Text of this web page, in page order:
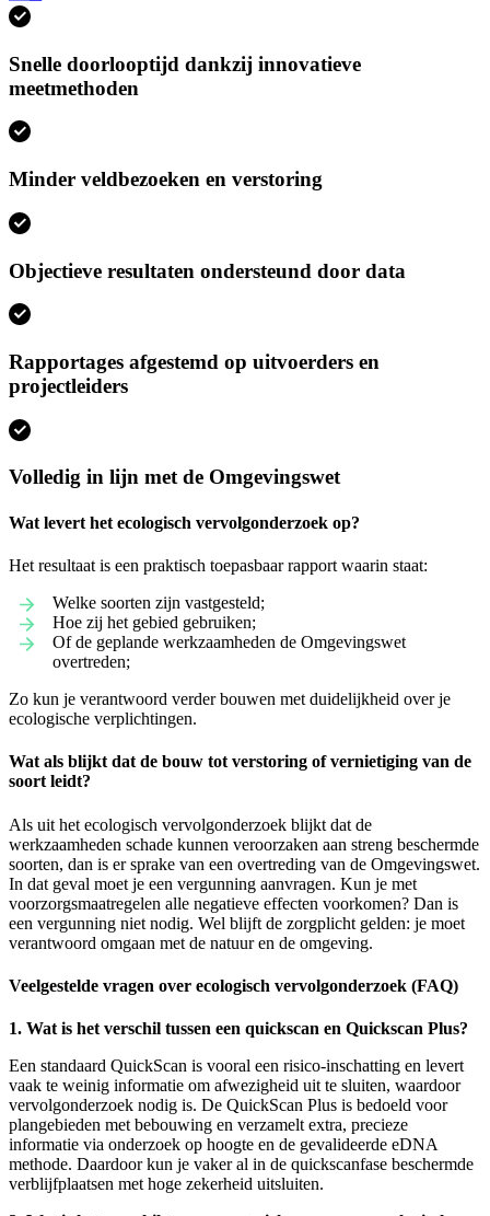
Snelle doorlooptijd dankzij innovatieve
meetmethoden
Minder veldbezoeken en verstoring
Objectieve resultaten ondersteund door data
Rapportages afgestemd op uitvoerders en
projectleiders
Volledig in lijn met de Omgevingswet
Wat levert het ecologisch vervolgonderzoek op?
Het resultaat is een praktisch toepasbaar rapport waarin staat:
Welke soorten zijn vastgesteld;
Hoe zij het gebied gebruiken;
Of de geplande werkzaamheden de Omgevingswet
overtreden;
Zo kun je verantwoord verder bouwen met duidelijkheid over je
ecologische verplichtingen.
Wat als blijkt dat de bouw tot verstoring of vernietiging van de
soort leidt?
Als uit het ecologisch vervolgonderzoek blijkt dat de
werkzaamheden schade kunnen veroorzaken aan streng beschermde
soorten, dan is er sprake van een overtreding van de Omgevingswet.
In dat geval moet je een vergunning aanvragen. Kun je met
voorzorgsmaatregelen alle negatieve effecten voorkomen? Dan is
een vergunning niet nodig. Wel blijft de zorgplicht gelden: je moet
verantwoord omgaan met de natuur en de omgeving.
Veelgestelde vragen over ecologisch vervolgonderzoek (FAQ)
1. Wat is het verschil tussen een quickscan en Quickscan Plus?
Een standaard QuickScan is vooral een risico-inschatting en levert
vaak te weinig informatie om afwezigheid uit te sluiten, waardoor
vervolgonderzoek nodig is. De QuickScan Plus is bedoeld voor
plangebieden met bebouwing en verzamelt extra, precieze
informatie via onderzoek op hoogte en de gevalideerde eDNA
methode. Daardoor kun je vaker al in de quickscanfase beschermde
verblijfplaatsen met hoge zekerheid uitsluiten.